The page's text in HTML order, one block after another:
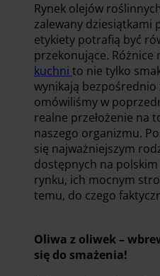
Rynek olejów
zalewany dziesiątkami
etykiety potrafią być
przekonujące. Różnice
kuchni to nie tylko
wynikają
omówiliśmy w
realne przełożenie na
naszego organizmu.
się najważniejszym
dostępnych na
rynku, ich mocnym
temu, do czego
Oliwa z oliwek –
się do smażenia!